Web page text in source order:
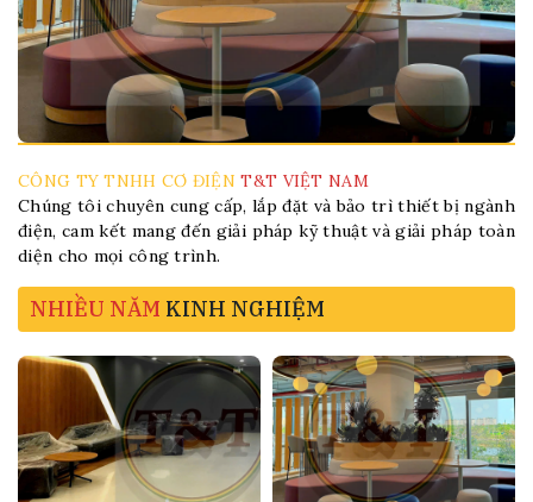
CÔNG TY TNHH CƠ ĐIỆNT&T VIỆT NAM
Chúng tôi chuyên cung cấp, lắp đặt và bảo trì thiết bị ngành
điện, cam kết mang đến giải pháp kỹ thuật và giải pháp toàn
diện cho mọi công trình.
NHIỀU NĂM KINH NGHIỆM